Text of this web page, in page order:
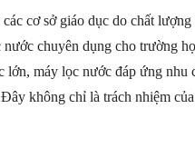
cơ sở giáo dục do chất
chuyên dụng cho trường
máy lọc nước đáp ứng nhu
không chỉ là trách nhiệm